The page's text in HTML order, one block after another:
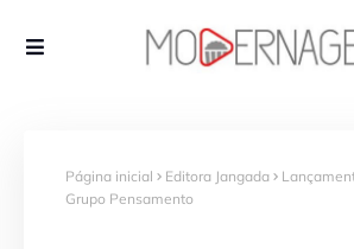
Página inicial Editora Jangada
Grupo Pensamento